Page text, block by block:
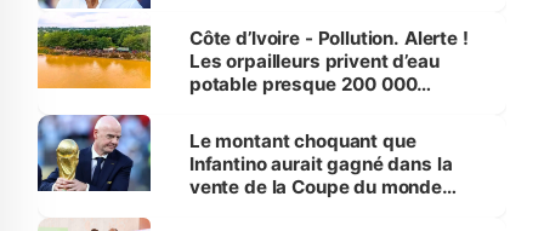
Côte d’Ivoire - Pollution. Alerte !
Les orpailleurs privent d’eau
potable presque 200 000
Le montant choquant que
Infantino aurait gagné dans la
vente de la Coupe du monde